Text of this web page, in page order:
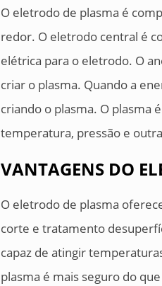
O eletrodo de plasma é
redor. O eletrodo central é
elétrica para o eletrodo. O
criar o plasma. Quando a
criando o plasma. O plasma
temperatura, pressão e
VANTAGENS DO
O eletrodo de plasma
corte e tratamento
capaz de atingir
plasma é mais seguro do